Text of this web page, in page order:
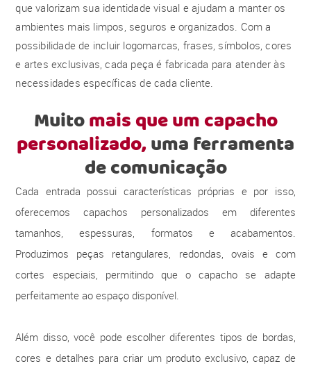
que valorizam sua identidade visual e ajudam a manter os
ambientes mais limpos, seguros e organizados. Com a
possibilidade de incluir logomarcas, frases, símbolos, cores
e artes exclusivas, cada peça é fabricada para atender às
necessidades específicas de cada cliente.
Muitomais que um capacho
personalizado,uma ferramenta
de comunicação
Cada entrada possui características próprias e por isso,
oferecemos capachos personalizados em diferentes
tamanhos, espessuras, formatos e acabamentos.
Produzimos peças retangulares, redondas, ovais e com
cortes especiais, permitindo que o capacho se adapte
perfeitamente ao espaço disponível.
Além disso, você pode escolher diferentes tipos de bordas,
cores e detalhes para criar um produto exclusivo, capaz de